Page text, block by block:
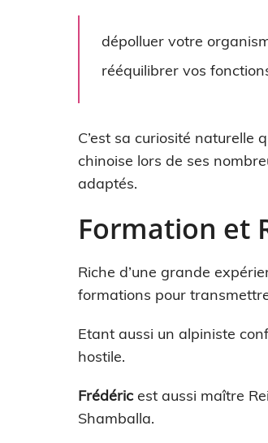
dépolluer votre
rééquilibrer vos
C’est sa curiosité naturelle
chinoise lors de ses
adaptés.
Formation et
Riche d’une grande
formations pour
Etant aussi un alpiniste
hostile.
Frédéricest aussi maître
Shamballa.